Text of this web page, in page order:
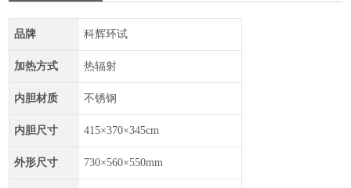
品牌 科辉环试
加热方式 热辐射
内胆材质 不锈钢
内胆尺寸 415×370×345cm
外形尺寸 730×560×550mm